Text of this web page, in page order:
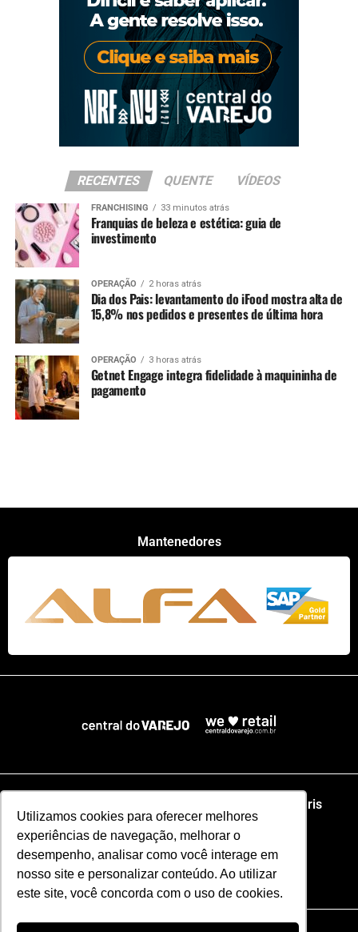
Utilizamos cookies para oferecer melhores
experiências de navegação, melhorar o
desempenho, analisar como você interage em
nosso site e personalizar conteúdo. Ao utilizar
este site, você concorda com o uso de cookies.
RECENTES QUENTE VÍDEOS
FRANCHISING 33 minutos atrás
Franquias de beleza e estética: guia de
investimento
OPERAÇÃO 2 horas atrás
Dia dos Pais: levantamento do iFood mostra alta de
15,8% nos pedidos e presentes de última hora
OPERAÇÃO 3 horas atrás
Getnet Engage integra fidelidade à maquininha de
pagamento
Mantenedores
NRF Paris
Web Summit Lisboa Web Summit Rio
Especial NRF2026